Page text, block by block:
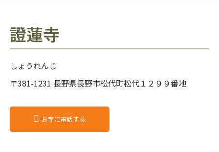
證蓮寺
しょうれんじ
〒381-1231 長野県長野市松代町松代１２９９番地
お寺に電話する